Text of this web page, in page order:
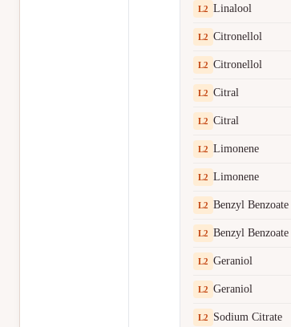
L2 Linalool
L2 Citronellol
L2 Citronellol
L2 Citral
L2 Citral
L2 Limonene
L2 Limonene
L2 Benzyl Benzoate
L2 Benzyl Benzoate
L2 Geraniol
L2 Geraniol
L2 Sodium Citrate